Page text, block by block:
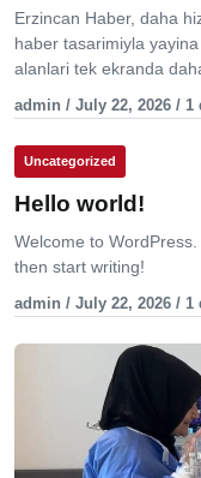
Erzincan Haber, daha
haber tasarimiyla
alanlari tek ekranda
admin / July 22, 2026 /
Uncategorized
Hello world!
Welcome to
then start writing!
admin / July 22, 2026 /